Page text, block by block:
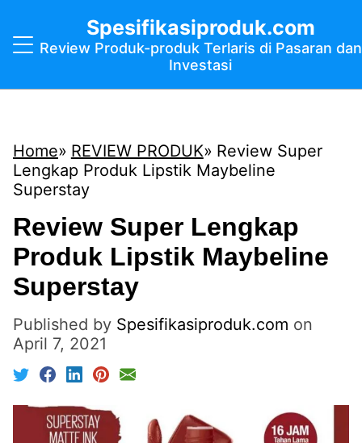
Spesifikasiproduk.com
Review Produk-produk Terlaris di Pasaran dan
Investasi
Home REVIEW PRODUK
Review Super
Lengkap Produk Lipstik Maybeline
Superstay
Review Super Lengkap
Produk Lipstik Maybeline
Superstay
Published by Spesifikasiproduk.com on
April 7, 2021